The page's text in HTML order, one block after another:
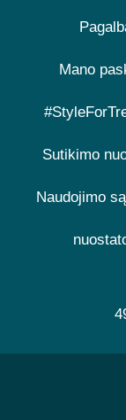
Mano
Sutikimo
Naudojimo